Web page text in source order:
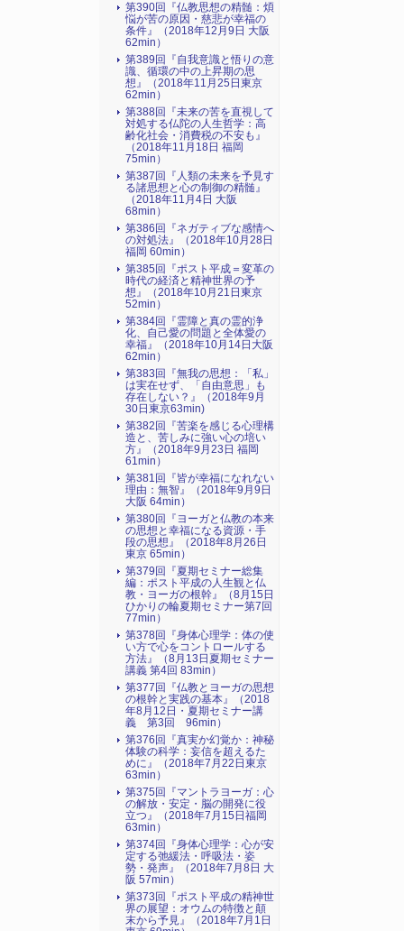
第390回『仏教思想の精髄：煩
悩が苦の原因・慈悲が幸福の
条件』（2018年12月9日 大阪
62min）
第389回『自我意識と悟りの意
識、循環の中の上昇期の思
想』（2018年11月25日東京
62min）
第388回『未来の苦を直視して
対処する仏陀の人生哲学：高
齢化社会・消費税の不安も』
（2018年11月18日 福岡
75min）
第387回『人類の未来を予見す
る諸思想と心の制御の精髄』
（2018年11月4日 大阪
68min）
第386回『ネガティブな感情へ
の対処法』（2018年10月28日
福岡 60min）
第385回『ポスト平成＝変革の
時代の経済と精神世界の予
想』（2018年10月21日東京
52min）
第384回『霊障と真の霊的浄
化、自己愛の問題と全体愛の
幸福』（2018年10月14日大阪
62min）
第383回『無我の思想：「私」
は実在せず、「自由意思」も
存在しない？』（2018年9月
30日東京63min)
第382回『苦楽を感じる心理構
造と、苦しみに強い心の培い
方』（2018年9月23日 福岡
61min）
第381回『皆が幸福になれない
理由：無智』（2018年9月9日
大阪 64min）
第380回『ヨーガと仏教の本来
の思想と幸福になる資源・手
段の思想』（2018年8月26日
東京 65min）
第379回『夏期セミナー総集
編：ポスト平成の人生観と仏
教・ヨーガの根幹』（8月15日
ひかりの輪夏期セミナー第7回
77min）
第378回『身体心理学：体の使
い方で心をコントロールする
方法』（8月13日夏期セミナー
講義 第4回 83min）
第377回『仏教とヨーガの思想
の根幹と実践の基本』（2018
年8月12日・夏期セミナー講
義 第3回 96min）
第376回『真実か幻覚か：神秘
体験の科学：妄信を超えるた
めに』（2018年7月22日東京
63min）
第375回『マントラヨーガ：心
の解放・安定・脳の開発に役
立つ』（2018年7月15日福岡
63min）
第374回『身体心理学：心が安
定する弛緩法・呼吸法・姿
勢・発声』（2018年7月8日 大
阪 57min）
第373回『ポスト平成の精神世
界の展望：オウムの特徴と顛
末から予見』（2018年7月1日